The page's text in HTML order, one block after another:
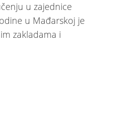
u zajednice
u Mađarskoj je
zakladama i